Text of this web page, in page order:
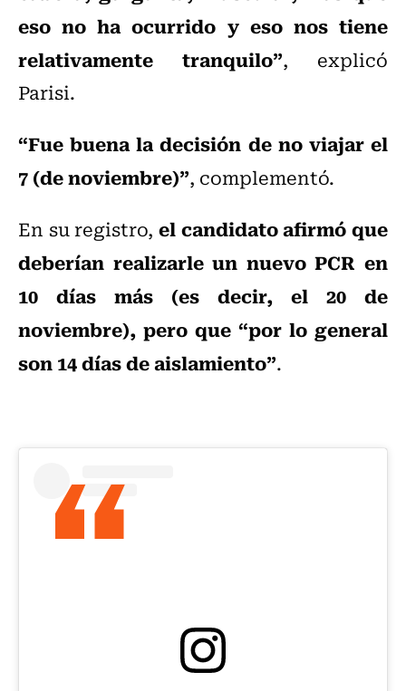
eso no ha ocurrido y eso nos tiene
relativamente tranquilo”, explicó
Parisi.
“Fue buena la decisión de no viajar el
7 (de noviembre)”, complementó.
En su registro, el candidato afirmó que
deberían realizarle un nuevo PCR en
10 días más (es decir, el 20 de
noviembre), pero que “por lo general
son 14 días de aislamiento”.